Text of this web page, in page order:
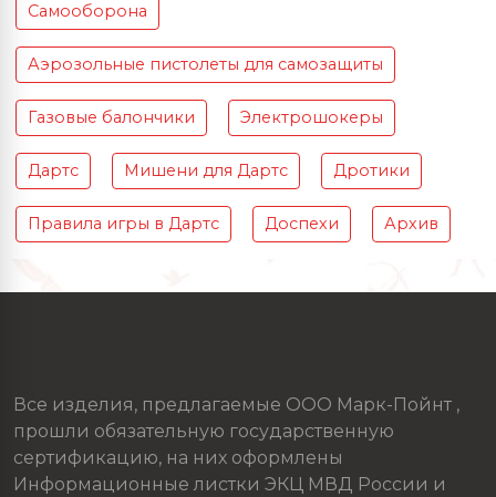
Самооборона
Аэрозольные пистолеты для самозащиты
Газовые балончики Электрошокеры
Дартс Мишени для Дартс Дротики
Правила игры в Дартс Доспехи Архив
Все изделия, предлагаемые ООО Марк-Пойнт ,
прошли обязательную государственную
сертификацию, на них оформлены
Информационные листки ЭКЦ МВД России и